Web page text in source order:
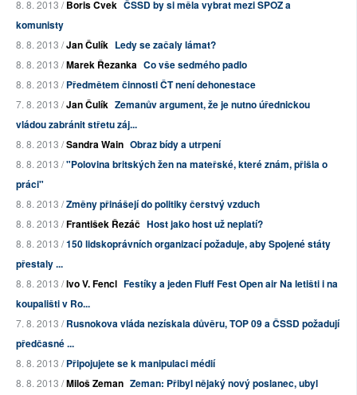
8. 8. 2013 /Boris Cvek ČSSD by si měla vybrat mezi SPOZ a
komunisty
8. 8. 2013 /Jan Čulík Ledy se začaly lámat?
8. 8. 2013 /Marek Řezanka Co vše sedmého padlo
8. 8. 2013 /Předmětem činnosti ČT není dehonestace
7. 8. 2013 /Jan Čulík Zemanův argument, že je nutno úřednickou
vládou zabránit střetu záj...
8. 8. 2013 /Sandra Wain Obraz bídy a utrpení
8. 8. 2013 /"Polovina britských žen na mateřské, které znám, přišla o
práci"
8. 8. 2013 /Změny přinášejí do politiky čerstvý vzduch
8. 8. 2013 /František Řezáč Host jako host už neplatí?
8. 8. 2013 /150 lidskoprávních organizací požaduje, aby Spojené státy
přestaly ...
8. 8. 2013 /Ivo V. Fencl Festíky a jeden Fluff Fest Open air Na letišti i na
koupališti v Ro...
7. 8. 2013 /Rusnokova vláda nezískala důvěru, TOP 09 a ČSSD požadují
předčasné ...
8. 8. 2013 /Připojujete se k manipulaci médií
8. 8. 2013 /Miloš Zeman Zeman: Přibyl nějaký nový poslanec, ubyl